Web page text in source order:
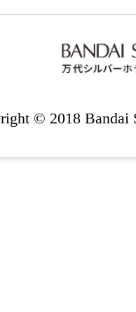
© 2018 Bandai